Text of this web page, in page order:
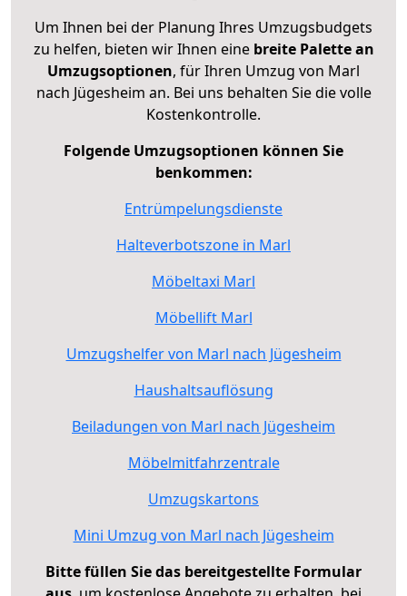
Um Ihnen bei der Planung Ihres Umzugsbudgets
zu helfen, bieten wir Ihnen eine breite Palette an
Umzugsoptionen, für Ihren Umzug von Marl
nach Jügesheim an. Bei uns behalten Sie die volle
Kostenkontrolle.
Folgende Umzugsoptionen können Sie
benkommen:
Entrümpelungsdienste
Halteverbotszone in Marl
Möbeltaxi Marl
Möbellift Marl
Umzugshelfer von Marl nach Jügesheim
Haushaltsauflösung
Beiladungen von Marl nach Jügesheim
Möbelmitfahrzentrale
Umzugskartons
Mini Umzug von Marl nach Jügesheim
Bitte füllen Sie das bereitgestellte Formular